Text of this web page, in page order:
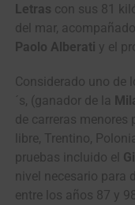
Letras con sus 81
del mar,
Paolo Alberati y el
Considerado uno de
´s, (ganador de la
de carreras menores
libre, Trentino,
pruebas incluido el
nivel necesario para
entre los años 87 y